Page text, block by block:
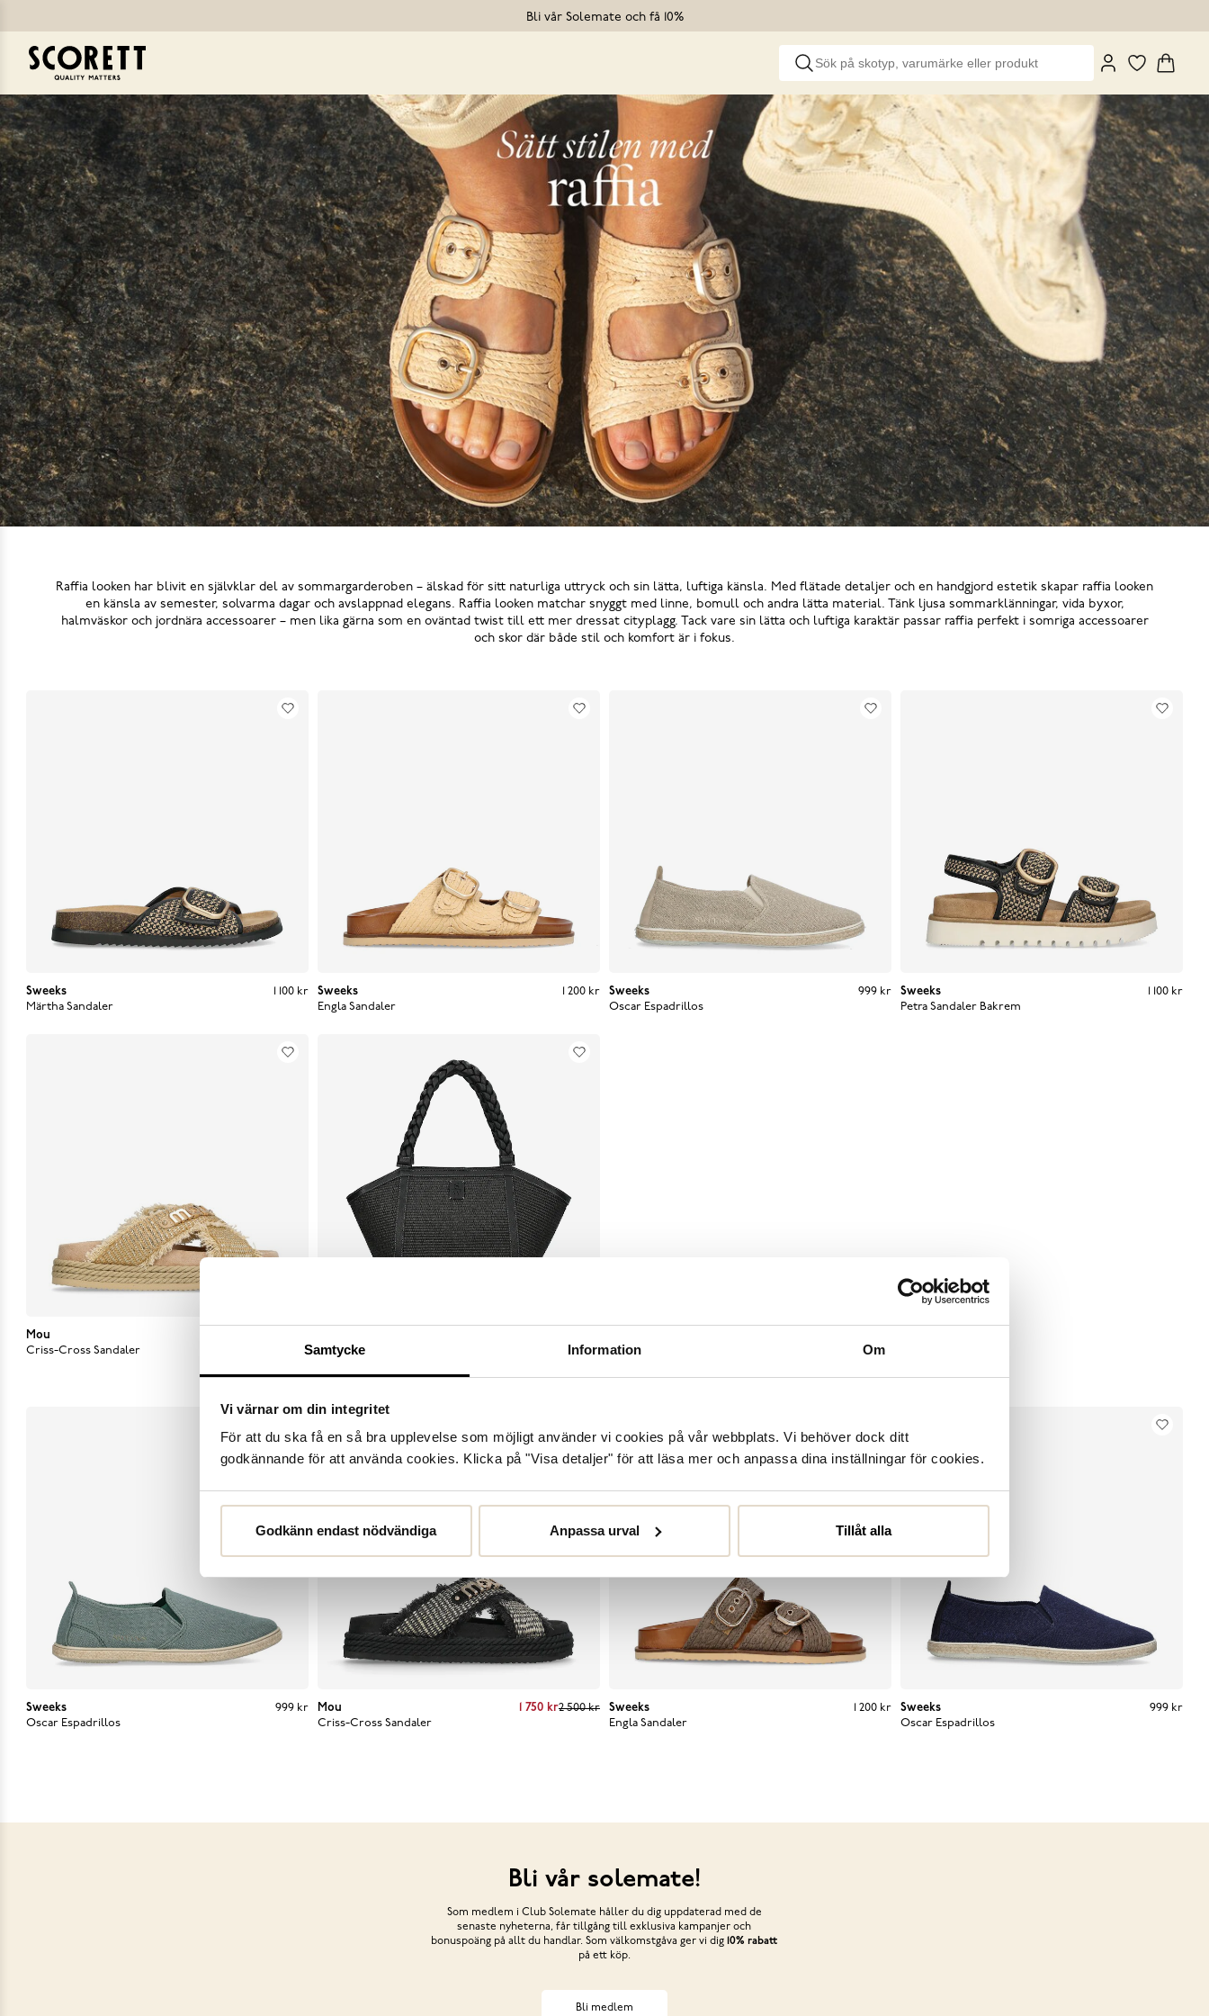
Samtycke Information Om
Vi värnar om din integritet
För att du ska få en så bra upplevelse som möjligt använder vi cookies på vår webbplats. Vi behöver dock ditt
godkännande för att använda cookies. Klicka på "Visa detaljer" för att läsa mer och anpassa dina inställningar för cookies.
Godkänn endast nödvändiga Anpassa urval Tillåt alla
Bli vår Solemate och få 10%
Raffia looken har blivit en självklar del av sommargarderoben – älskad för sitt naturliga uttryck och sin lätta, luftiga känsla. Med flätade detaljer och en handgjord estetik skapar raffia looken
en känsla av semester, solvarma dagar och avslappnad elegans. Raffia looken matchar snyggt med linne, bomull och andra lätta material. Tänk ljusa sommarklänningar, vida byxor,
halmväskor och jordnära accessoarer – men lika gärna som en oväntad twist till ett mer dressat cityplagg. Tack vare sin lätta och luftiga karaktär passar raffia perfekt i somriga accessoarer
och skor där både stil och komfort är i fokus.
Sweeks
Märtha Sandaler
1 100 kr
1 100 kr
Sweeks
Engla Sandaler
1 200 kr
1 200 kr
Sweeks
Oscar Espadrillos
999 kr
999 kr
Sweeks
Petra Sandaler Bakrem
1 100 kr
1 100 kr
Mou
Criss-Cross Sandaler
Ilse Väska
Sweeks
Oscar Espadrillos
999 kr
999 kr
Mou
Criss-Cross Sandaler
Previous price:2 500 kr
1 750 kr2 500 kr
Sweeks
Engla Sandaler
1 200 kr
1 200 kr
Sweeks
Oscar Espadrillos
999 kr
999 kr
Bli vår solemate!
Som medlem i Club Solemate håller du dig uppdaterad med de
senaste nyheterna, får tillgång till exklusiva kampanjer och
bonuspoäng på allt du handlar. Som välkomstgåva ger vi dig 10% rabatt
på ett köp.
Bli medlem